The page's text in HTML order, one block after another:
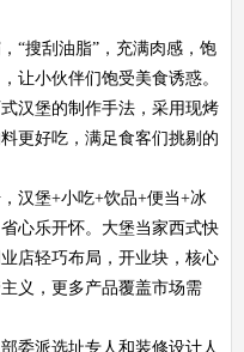
“搜刮油脂”，充满肉感，饱
让小伙伴们饱受美食诱惑。
汉堡的制作手法，采用现烤
更好吃，满足食客们挑剔的
汉堡+小吃+饮品+便当+冰
心乐开怀。大堡当家西式快
店轻巧布局，开业块，核心
义，更多产品覆盖市场需
委派选址专人和装修设计人